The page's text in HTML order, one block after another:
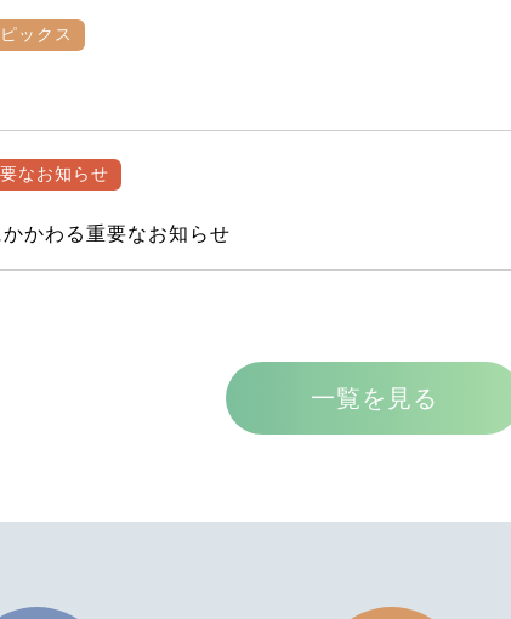
ピックス
なお知らせ
かわる重要なお知らせ
一覧を見る